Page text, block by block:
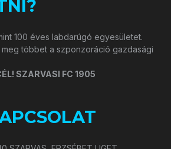
100 éves labdarúgó egyesületet.
meg többet a szponzoráció gazdasági
SZARVASI FC 1905